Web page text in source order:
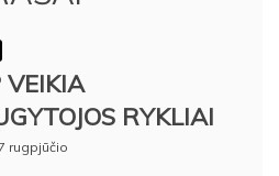
VEIKIA
RYKLIAI
rugpjūčio